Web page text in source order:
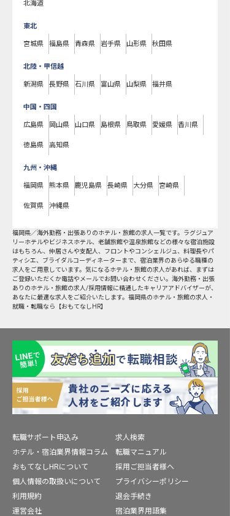
北海道
東北
宮城県 福島県 青森県 岩手県 山形県 秋田県
北陸・甲信越
新潟県 長野県 石川県 富山県 山梨県 福井県
中国・四国
広島県 岡山県 山口県 島根県 鳥取県 愛媛県 香川県
徳島県 高知県
九州・沖縄
福岡県 熊本県 鹿児島県 長崎県 大分県 宮崎県
佐賀県 沖縄県
福岡県／海外勤務・出張あり のホテル・旅館の求人一覧です。ラグジュア
リーホテルやビジネスホテル、老舗旅館や温泉旅館などの様々な宿泊施設
はもちろん、仲居さんや支配人、フロントやコンシェルジュ、料理長やパ
ティシエ、ブライダルコーディネーターまで、宿泊業界のあらゆる職種の
求人をご用意しています。気になるホテル・旅館の求人があれば、まずは
ご登録いただくか電話やメールでお問い合わせください。海外勤務・出張
ありのホテル・旅館の求人/採用情報に精通したキャリアアドバイザーが、
あなたに最適な求人をご紹介いたします。福岡県のホテル・旅館の求人・
就職・転職なら【おもてなしHR】
転職サポート申込み
求人検索
ホテル・宿泊業界情報コラム
転職マニュアル
おもてなしHRについて
採用ご担当者様へ
個人情報の取扱いについて
プライバシーポリシー
利用規約
退会手続き
運営会社
宿泊業界用語集